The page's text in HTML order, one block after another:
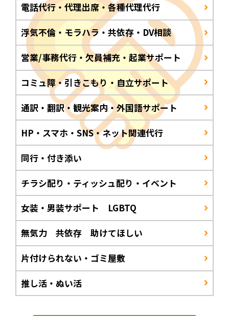
電話代行・代理出席・各種代理代行
浮気不倫・モラハラ・共依存・DV相談
営業/事務代行・欠員補充・起業サポート
コミュ障・引きこもり・自立サポート
通訳・翻訳・観光案内・外国語サポート
HP・スマホ・SNS・ネット関連代行
同行・付き添い
チラシ配り・ティッシュ配り・イベント
女装・男装サポート LGBTQ
無気力 共依存 助けてほしい
片付けられない・ゴミ屋敷
推し活・ぬい活